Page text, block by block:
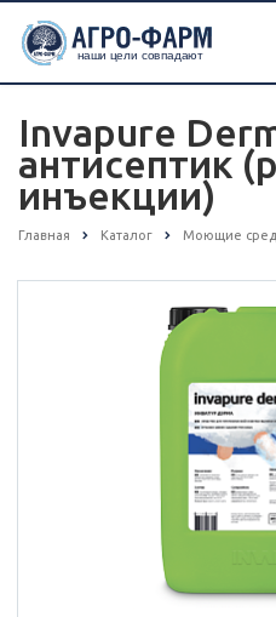
Invapure
антисептик
инъекции)
Главная Каталог Моющие